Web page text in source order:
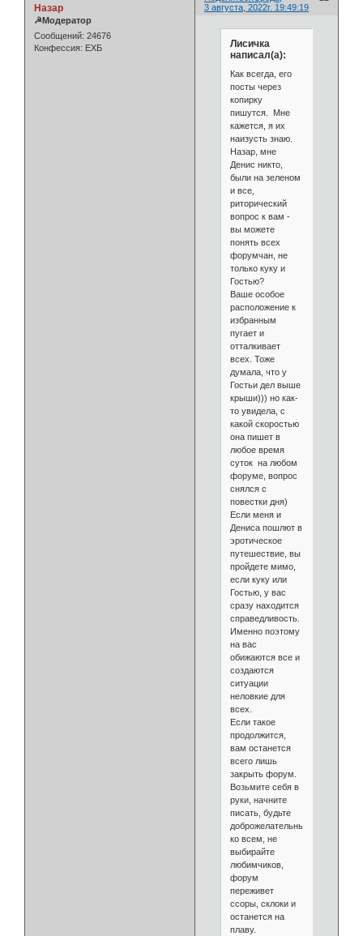
3 августа, 2022г. 19:49:19
Назар
☭Модератор
Сообщений: 24676
Конфессия: ЕХБ
Лисичка
написал(а):
Как всегда, его
посты через
копирку
пишутся. Мне
кажется, я их
наизусть знаю.
Назар, мне
Денис никто,
были на зеленом
и все,
риторический
вопрос к вам -
вы можете
понять всех
форумчан, не
только куку и
Гостью?
Ваше особое
расположение к
избранным
пугает и
отталкивает
всех. Тоже
думала, что у
Гостьи дел выше
крыши))) но как-
то увидела, с
какой скоростью
она пишет в
любое время
суток на любом
форуме, вопрос
снялся с
повестки дня)
Если меня и
Дениса пошлют в
эротическое
путешествие, вы
пройдете мимо,
если куку или
Гостью, у вас
сразу находится
справедливость.
Именно поэтому
на вас
обижаются все и
создаются
ситуации
неловкие для
всех.
Если такое
продолжится,
вам останется
всего лишь
закрыть форум.
Возьмите себя в
руки, начните
писать, будьте
доброжелательны
ко всем, не
выбирайте
любимчиков,
форум
переживет
ссоры, склоки и
останется на
плаву.